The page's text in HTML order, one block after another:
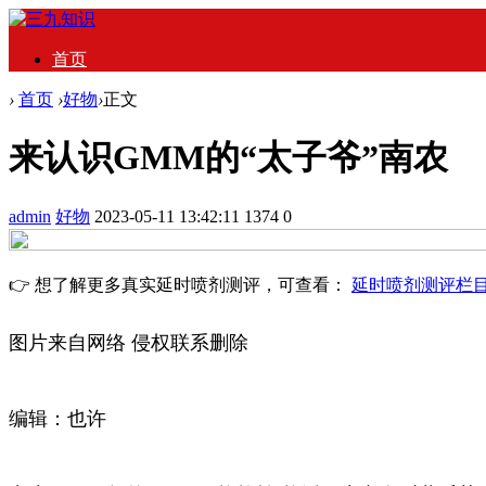
首页
› 首页 ›好物›正文
来认识GMM的“太子爷”南农
admin 好物 2023-05-11 13:42:11 1374 0
👉 想了解更多真实延时喷剂测评，可查看： 延时喷剂测评栏
图片‬来自‬网络‬ 侵权‬联系‬删除‬
编辑‬：也许‬